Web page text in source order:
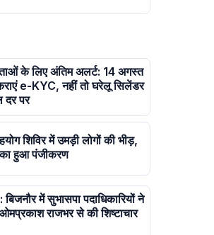
के लिए अंतिम अलर्ट: 14 अगस्त
e-KYC, नहीं तो घरेलू सिलेंडर
दर पर
शिविर में उमड़ी लोगों की भीड़,
हुआ पंजीकरण
में सुभासपा पदाधिकारियों ने
ओमप्रकाश राजभर से की शिष्टाचार